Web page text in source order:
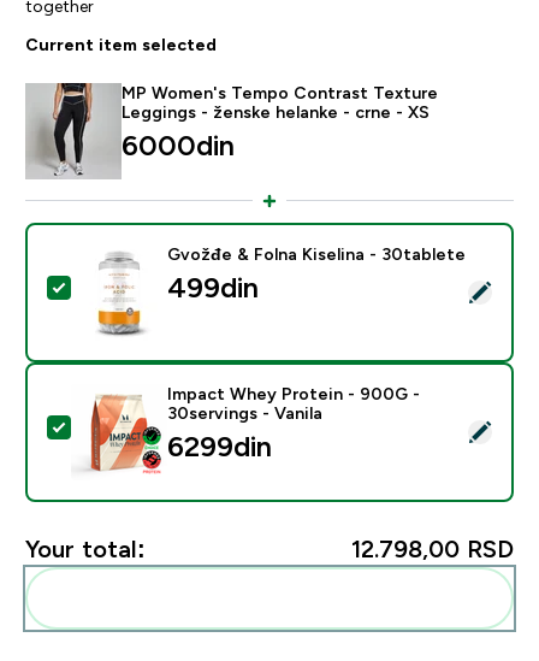
together
Current item selected
MP Women's Tempo Contrast Texture
Leggings - ženske helanke - crne - XS
6000din‎
Select this product - Gvožđe & Folna Kiselina -
Gvožđe & Folna Kiselina - 30tablete
499din‎
Select this product - Impact Whey Protein - 900G -
Impact Whey Protein - 900G -
30servings - Vanila
6299din‎
Your total: 12.798,00 RSD‎